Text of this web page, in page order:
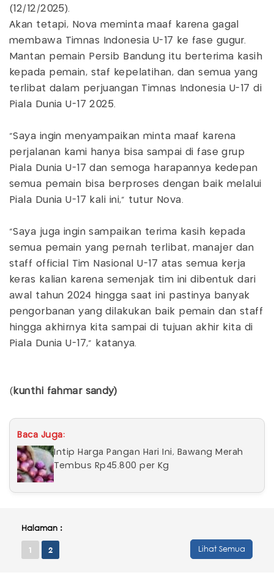
(12/12/2025).
Akan tetapi, Nova meminta maaf karena gagal
membawa Timnas Indonesia U-17 ke fase gugur.
Mantan pemain Persib Bandung itu berterima kasih
kepada pemain, staf kepelatihan, dan semua yang
terlibat dalam perjuangan Timnas Indonesia U-17 di
Piala Dunia U-17 2025.
“Saya ingin menyampaikan minta maaf karena
perjalanan kami hanya bisa sampai di fase grup
Piala Dunia U-17 dan semoga harapannya kedepan
semua pemain bisa berproses dengan baik melalui
Piala Dunia U-17 kali ini,” tutur Nova.
“Saya juga ingin sampaikan terima kasih kepada
semua pemain yang pernah terlibat, manajer dan
staff official Tim Nasional U-17 atas semua kerja
keras kalian karena semenjak tim ini dibentuk dari
awal tahun 2024 hingga saat ini pastinya banyak
pengorbanan yang dilakukan baik pemain dan staff
hingga akhirnya kita sampai di tujuan akhir kita di
Piala Dunia U-17,” katanya.
( kunthi fahmar sandy)
Baca Juga:
Intip Harga Pangan Hari Ini, Bawang Merah
Tembus Rp45.800 per Kg
Halaman :
1 2 Lihat Semua